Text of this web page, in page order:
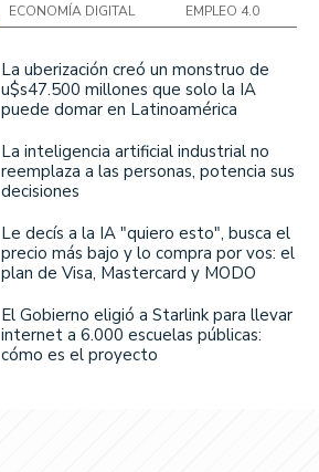
ECONOMÍA DIGITAL EMPLEO 4.0
La uberización creó un monstruo de
u$s47.500 millones que solo la IA
puede domar en Latinoamérica
La inteligencia artificial industrial no
reemplaza a las personas, potencia sus
decisiones
Le decís a la IA "quiero esto", busca el
precio más bajo y lo compra por vos: el
plan de Visa, Mastercard y MODO
El Gobierno eligió a Starlink para llevar
internet a 6.000 escuelas públicas:
cómo es el proyecto